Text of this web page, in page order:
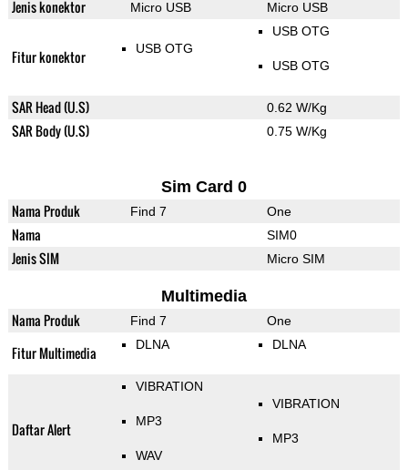
Jenis konektor Micro USB Micro USB
Fitur konektor USB OTG
USB OTG
USB OTG
SAR Head (U.S) 0.62 W/Kg
SAR Body (U.S) 0.75 W/Kg
Sim Card 0
Nama Produk Find 7 One
Nama SIM0
Jenis SIM Micro SIM
Multimedia
Nama Produk Find 7 One
Fitur Multimedia DLNA DLNA
Daftar Alert
VIBRATION
MP3
WAV
VIBRATION
MP3